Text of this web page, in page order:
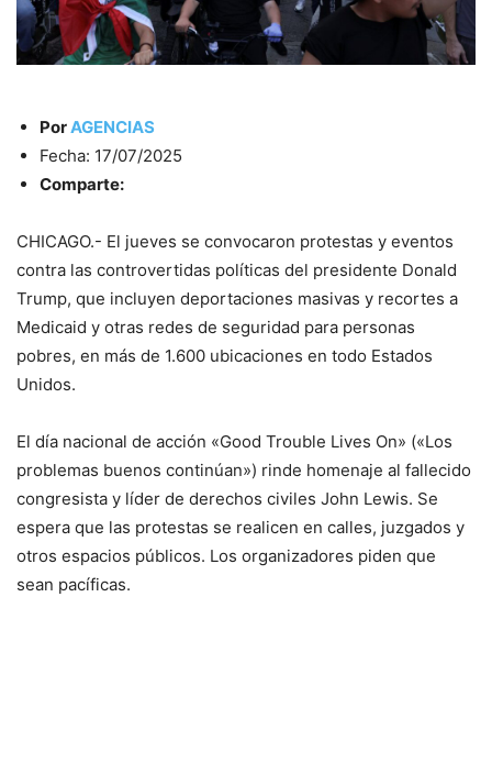
PorAGENCIAS
Fecha: 17/07/2025
Comparte:
CHICAGO.- El jueves se convocaron protestas y eventos
contra las controvertidas políticas del presidente Donald
Trump, que incluyen deportaciones masivas y recortes a
Medicaid y otras redes de seguridad para personas
pobres, en más de 1.600 ubicaciones en todo Estados
Unidos.
El día nacional de acción «Good Trouble Lives On» («Los
problemas buenos continúan») rinde homenaje al fallecido
congresista y líder de derechos civiles John Lewis. Se
espera que las protestas se realicen en calles, juzgados y
otros espacios públicos. Los organizadores piden que
sean pacíficas.